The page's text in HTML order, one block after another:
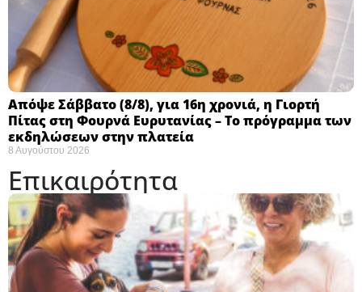
Απόψε Σάββατο (8/8), για 16η χρονιά, η Γιορτή
Πίτας στη Φουρνά Ευρυτανίας – Το πρόγραμμα των
εκδηλώσεων στην πλατεία
8 Αυγούστου 2026
Επικαιρότητα